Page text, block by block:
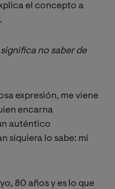
el concepto a
no saber de
expresión, me viene
encarna
auténtico
siquiera lo sabe: mi
80 años y es lo que